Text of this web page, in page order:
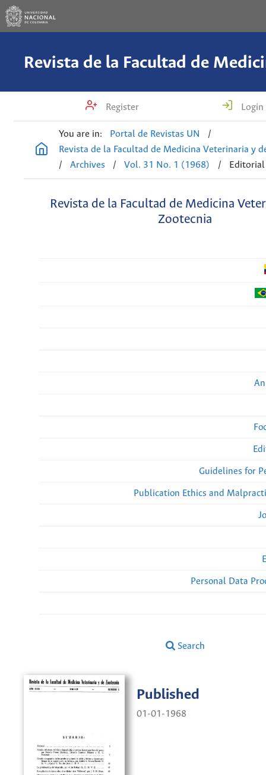
Register Login
You are in: Portal de Revistas UN
/
Revista de la Facultad de Medicina Veterinaria y
/
Archives / Vol. 31 No. 1 (1968) / Editorial
Revista de la Facultad de Medicina
Zootecnia
Guidelines for
Publication Ethics and
Personal Data
Search
Published
01-01-1968